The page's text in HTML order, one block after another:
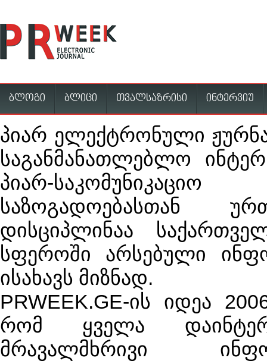
ბლოგი ბლიცი თვალსაზრისი ინტერვიუ
პიარ ელექტრონული
საგანმანათლებლო
პიარ-
საზოგადოებასთან
დისციპლინაა
სფეროში არსებული
ისახავს მიზნად.
PRWEEK.GE-ის იდეა
რომ ყველა
მრავალმხრივი